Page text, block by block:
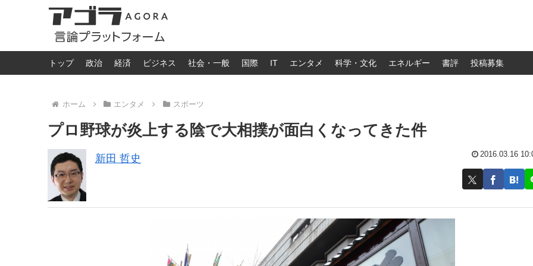
トップ 政治 経済 ビジネス 社会・一般 国際 IT エンタメ 科学・文化 エネルギー 書評 投稿募集
ホーム エンタメ スポーツ
プロ野球が炎上する陰で大相撲が面白くなってきた件
新田 哲史 2016.03.16